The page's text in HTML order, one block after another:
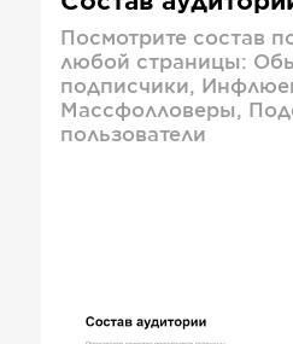
Посмотрите состав
любой страницы:
подписчики,
Массфолловеры,
пользователи